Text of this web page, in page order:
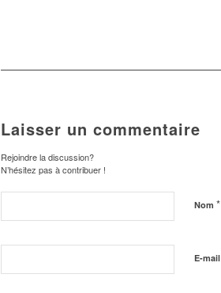
Laisser un commentaire
Rejoindre la discussion?
N’hésitez pas à contribuer !
Nom *
E-mail